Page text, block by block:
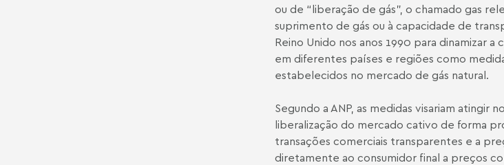
ou de “liberação de gás”, o chamado gas
suprimento de gás ou à capacidade de
Reino Unido nos anos 1990 para dinamizar
em diferentes países e regiões como
estabelecidos no mercado de gás natural.
Segundo a ANP, as medidas visariam
liberalização do mercado cativo de forma
transações comerciais transparentes e a
diretamente ao consumidor final a preços